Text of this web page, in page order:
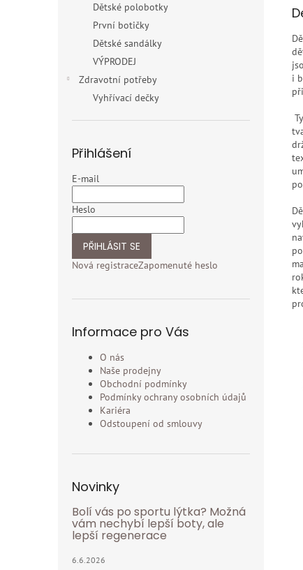
Dětské polobotky
První botičky
Dětské sandálky
VÝPRODEJ
Zdravotní potřeby
Vyhřívací dečky
Přihlášení
E-mail
Heslo
PŘIHLÁSIT SE
Nová registraceZapomenuté heslo
Informace pro Vás
O nás
Naše prodejny
Obchodní podmínky
Podmínky ochrany osobních údajů
Kariéra
Odstoupení od smlouvy
Novinky
Bolí vás po sportu lýtka? Možná
vám nechybí lepší boty, ale
lepší regenerace
6.6.2026
i